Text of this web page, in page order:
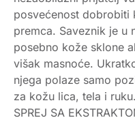
posvećenost dobrobiti
premca. Saveznik je u
posebno kože sklone
višak masnoće.
njega polaze samo
za kožu lica, tela i
SPREJ SA